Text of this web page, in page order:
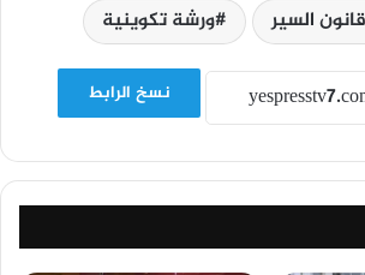
قانون السير ورشة تكوينية
نسخ الرابط